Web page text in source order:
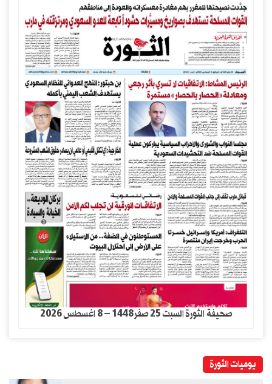
صحيفة الثورة السبت 25 صفر1448 – 8 اغسطس 2026
يوميات الثورة